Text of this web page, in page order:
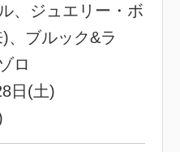
、ジュエリー・ボ
、ブルック&ラ
ロ
日(土)